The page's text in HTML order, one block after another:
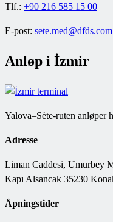
Tlf.: +90 216 585 15 00
E-post: sete.med@dfds.com
Anløp i İzmir
Yalova–Sète-ruten anløper
Adresse
Liman Caddesi, Umurbey
Kapı Alsancak 35230
Åpningstider